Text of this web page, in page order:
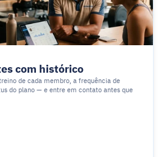
com histórico
de cada membro, a frequência de
do plano — e entre em contato antes que